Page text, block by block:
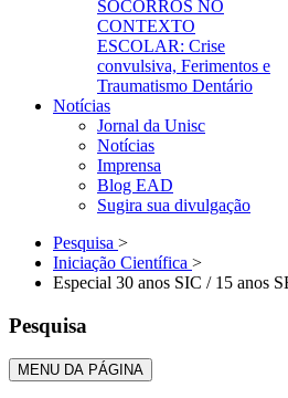
SOCORROS NO
CONTEXTO
ESCOLAR: Crise
convulsiva, Ferimentos e
Traumatismo Dentário
Notícias
Jornal da Unisc
Notícias
Imprensa
Blog EAD
Sugira sua divulgação
Pesquisa >
Iniciação Científica >
Especial 30 anos SIC / 15 anos
Pesquisa
MENU DA PÁGINA